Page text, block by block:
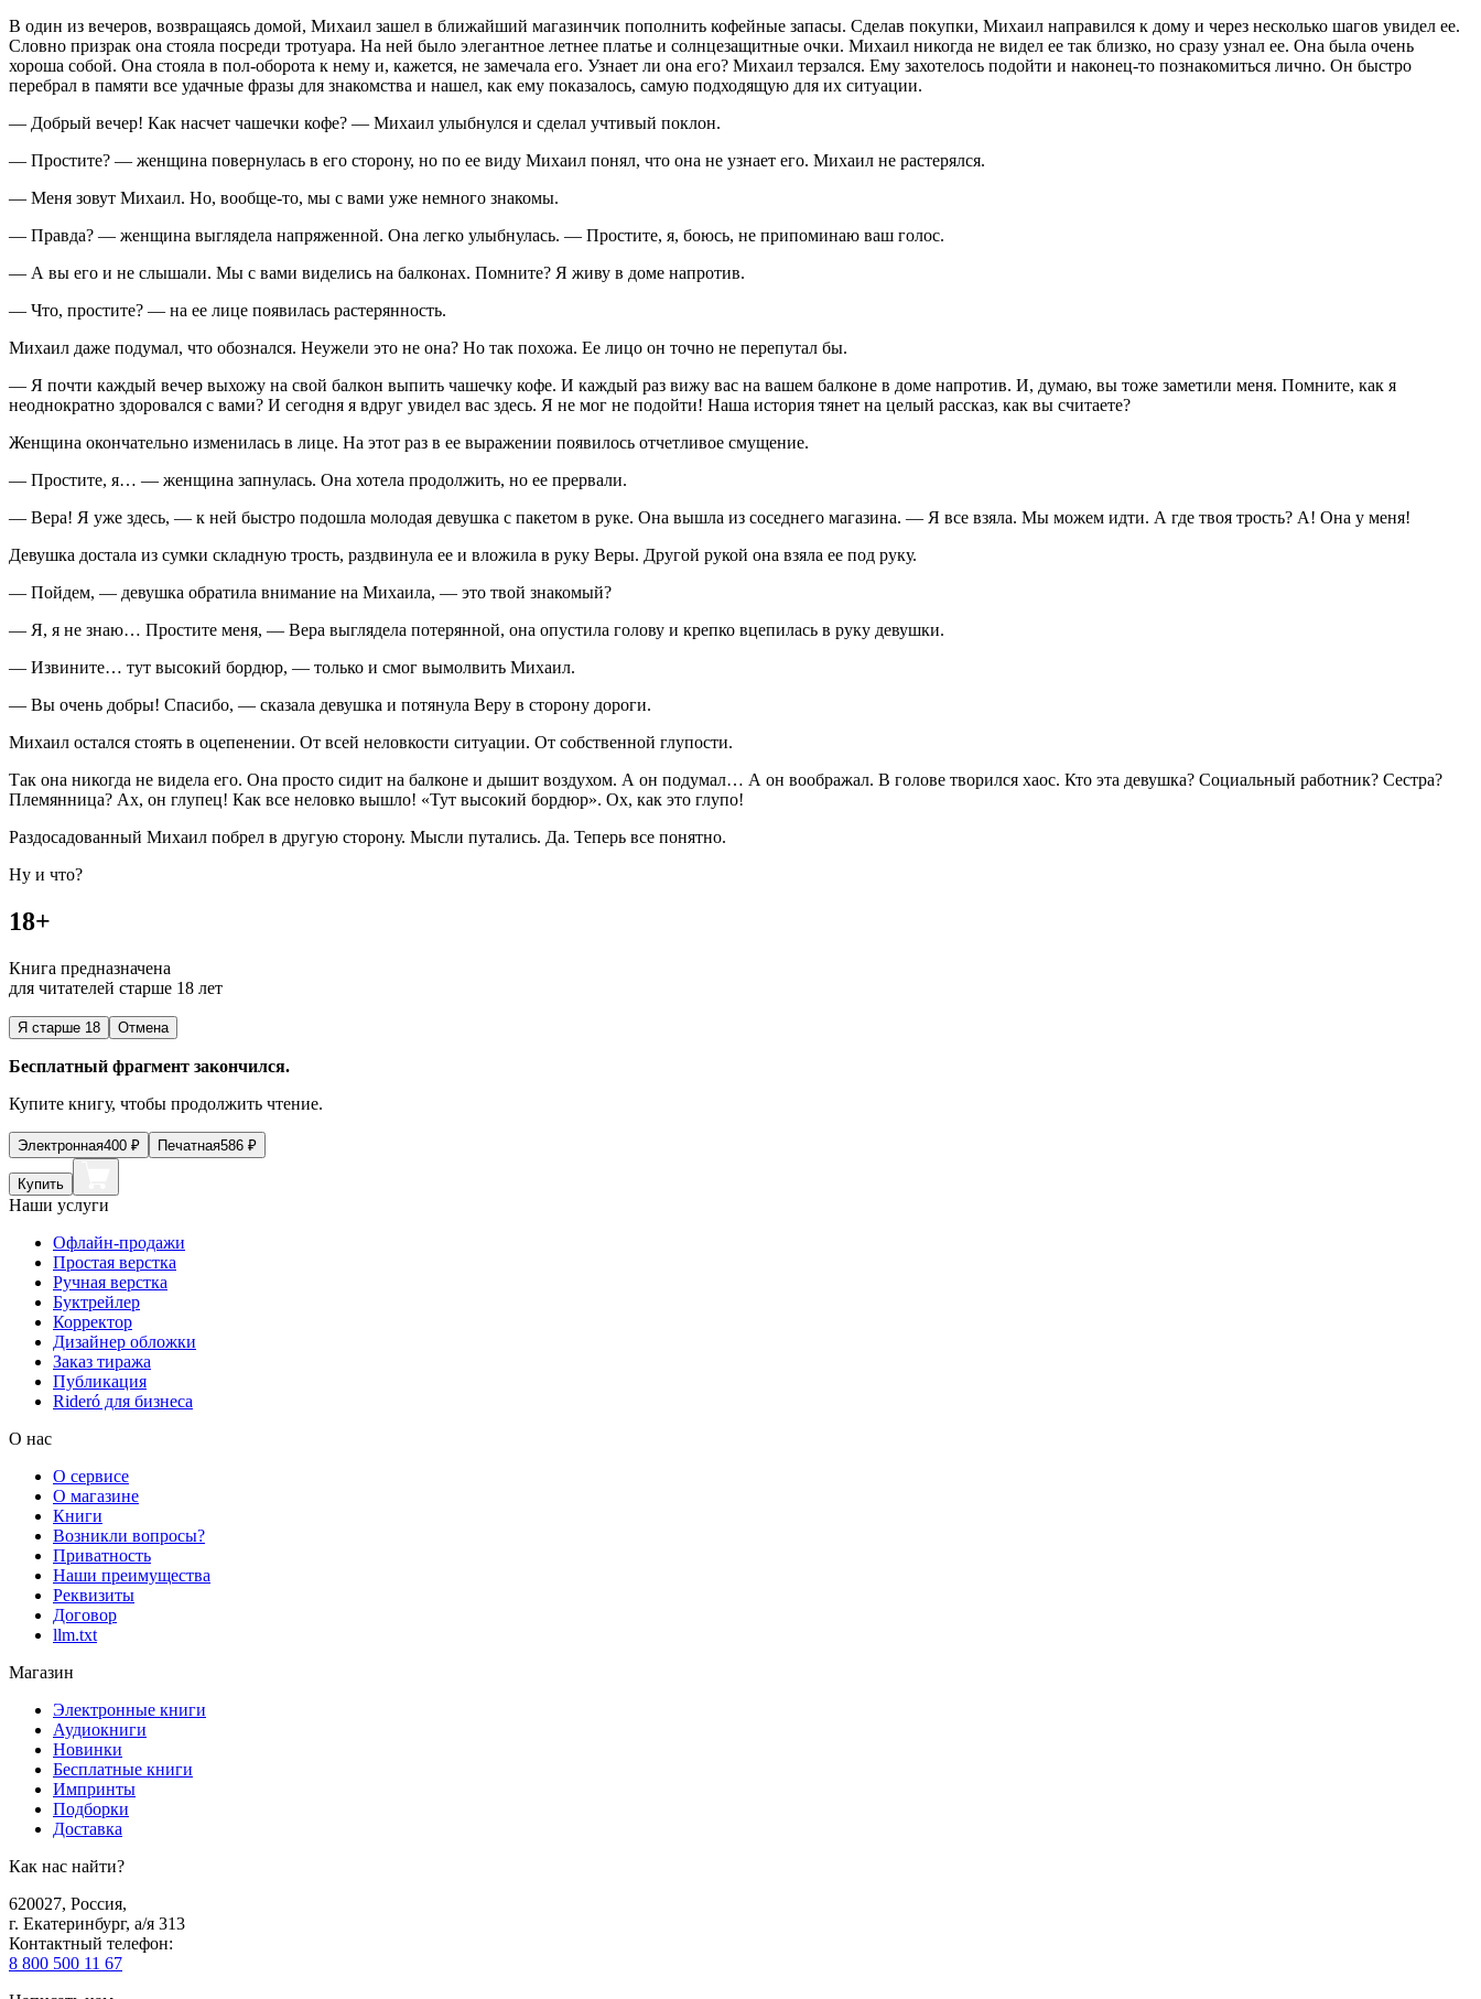
В один из вечеров, возвращаясь домой, Михаил зашел в ближайший магазинчик пополнить кофейные запасы. Сделав покупки, Михаил направился к дому и через несколько шагов увидел ее.
Словно призрак она стояла посреди тротуара. На ней было элегантное летнее платье и солнцезащитные очки. Михаил никогда не видел ее так близко, но сразу узнал ее. Она была очень
хороша собой. Она стояла в пол-оборота к нему и, кажется, не замечала его. Узнает ли она его? Михаил терзался. Ему захотелось подойти и наконец-то познакомиться лично. Он быстро
перебрал в памяти все удачные фразы для знакомства и нашел, как ему показалось, самую подходящую для их ситуации.
— Добрый вечер! Как насчет чашечки кофе? — Михаил улыбнулся и сделал учтивый поклон.
— Простите? — женщина повернулась в его сторону, но по ее виду Михаил понял, что она не узнает его. Михаил не растерялся.
— Меня зовут Михаил. Но, вообще-то, мы с вами уже немного знакомы.
— Правда? — женщина выглядела напряженной. Она легко улыбнулась. — Простите, я, боюсь, не припоминаю ваш голос.
— А вы его и не слышали. Мы с вами виделись на балконах. Помните? Я живу в доме напротив.
— Что, простите? — на ее лице появилась растерянность.
Михаил даже подумал, что обознался. Неужели это не она? Но так похожа. Ее лицо он точно не перепутал бы.
— Я почти каждый вечер выхожу на свой балкон выпить чашечку кофе. И каждый раз вижу вас на вашем балконе в доме напротив. И, думаю, вы тоже заметили меня. Помните, как я
неоднократно здоровался с вами? И сегодня я вдруг увидел вас здесь. Я не мог не подойти! Наша история тянет на целый рассказ, как вы считаете?
Женщина окончательно изменилась в лице. На этот раз в ее выражении появилось отчетливое смущение.
— Простите, я… — женщина запнулась. Она хотела продолжить, но ее прервали.
— Вера! Я уже здесь, — к ней быстро подошла молодая девушка с пакетом в руке. Она вышла из соседнего магазина. — Я все взяла. Мы можем идти. А где твоя трость? А! Она у меня!
Девушка достала из сумки складную трость, раздвинула ее и вложила в руку Веры. Другой рукой она взяла ее под руку.
— Пойдем, — девушка обратила внимание на Михаила, — это твой знакомый?
— Я, я не знаю… Простите меня, — Вера выглядела потерянной, она опустила голову и крепко вцепилась в руку девушки.
— Извините… тут высокий бордюр, — только и смог вымолвить Михаил.
— Вы очень добры! Спасибо, — сказала девушка и потянула Веру в сторону дороги.
Михаил остался стоять в оцепенении. От всей неловкости ситуации. От собственной глупости.
Так она никогда не видела его. Она просто сидит на балконе и дышит воздухом. А он подумал… А он воображал. В голове творился хаос. Кто эта девушка? Социальный работник? Сестра?
Племянница? Ах, он глупец! Как все неловко вышло! «Тут высокий бордюр». Ох, как это глупо!
Раздосадованный Михаил побрел в другую сторону. Мысли путались. Да. Теперь все понятно.
Ну и что?
18+
Книга предназначена
для читателей старше 18 лет
Я старше 18 Отмена
Бесплатный фрагмент закончился.
Купите книгу, чтобы продолжить чтение.
Электронная400 ₽ Печатная586 ₽
Купить
Наши услуги
Офлайн-продажи
Простая верстка
Ручная верстка
Буктрейлер
Корректор
Дизайнер обложки
Заказ тиража
Публикация
Rideró для бизнеса
О нас
О сервисе
О магазине
Книги
Возникли вопросы?
Приватность
Наши преимущества
Реквизиты
Договор
llm.txt
Магазин
Электронные книги
Аудиокниги
Новинки
Бесплатные книги
Импринты
Подборки
Доставка
Как нас найти?
620027, Россия,
г. Екатеринбург, а/я 313
Контактный телефон:
8 800 500 11 67